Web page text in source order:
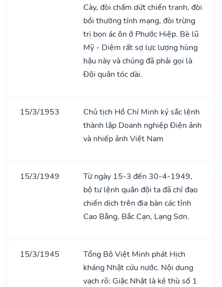
Cày, đòi chấm dứt chiến tranh, đòi
bồi thường tính mạng, đòi trừng
trị bọn ác ôn ở Phước Hiệp. Bè lũ
Mỹ - Diệm rất sợ lực lượng hùng
hậu này và chúng đã phải gọi là
Đội quân tóc dài.
15/3/1953
Chủ tịch Hồ Chí Minh ký sắc lệnh
thành lập Doanh nghiệp Điện ảnh
và nhiếp ảnh Việt Nam
15/3/1949
Từ ngày 15-3 đến 30-4-1949,
bộ tư lệnh quân đội ta đã chỉ đạo
chiến dịch trên địa bàn các tỉnh
Cao Bằng, Bắc Cạn, Lạng Sơn.
15/3/1945
Tổng Bộ Việt Minh phát Hịch
kháng Nhật cứu nước. Nội dung
vạch rõ: Giặc Nhật là kẻ thù số 1